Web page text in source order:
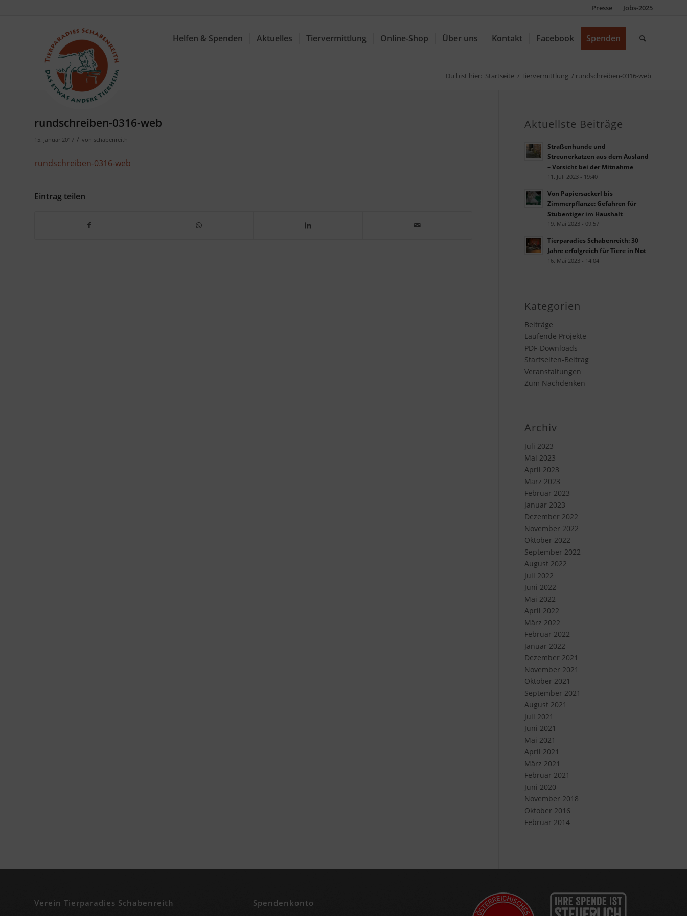
Presse Jobs-2025
Helfen & Spenden Aktuelles Tiervermittlung Online-Shop Über uns Kontakt Facebook Spenden
Du bist hier: Startseite / Tiervermittlung / rundschreiben-0316-web
rundschreiben-0316-web
15. Januar 2017 / von schabenreith
rundschreiben-0316-web
Eintrag teilen
Aktuellste Beiträge
Straßenhunde und
Streunerkatzen aus dem Ausland
– Vorsicht bei der Mitnahme
11. Juli 2023 - 19:40
Von Papiersackerl bis
Zimmerpflanze: Gefahren für
Stubentiger im Haushalt
19. Mai 2023 - 09:57
Tierparadies Schabenreith: 30
Jahre erfolgreich für Tiere in Not
16. Mai 2023 - 14:04
Kategorien
Beiträge
Laufende Projekte
PDF-Downloads
Startseiten-Beitrag
Veranstaltungen
Zum Nachdenken
Archiv
Juli 2023
Mai 2023
April 2023
März 2023
Februar 2023
Januar 2023
Dezember 2022
November 2022
Oktober 2022
September 2022
August 2022
Juli 2022
Juni 2022
Mai 2022
April 2022
März 2022
Februar 2022
Januar 2022
Dezember 2021
November 2021
Oktober 2021
September 2021
August 2021
Juli 2021
Juni 2021
Mai 2021
April 2021
März 2021
Februar 2021
Juni 2020
November 2018
Oktober 2016
Februar 2014
Verein Tierparadies Schabenreith Spendenkonto